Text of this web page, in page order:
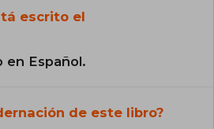
escrito el
en Español.
de este libro?